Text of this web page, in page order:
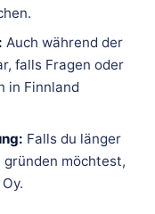
Auch während der
falls Fragen oder
in Finnland
Falls du länger
möchtest,